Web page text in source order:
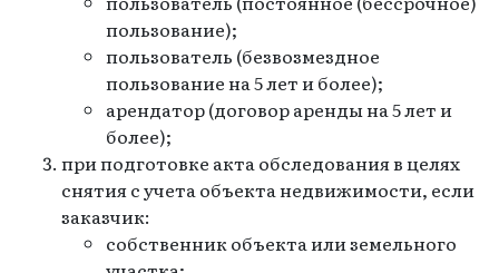
пользование);
пользователь (безвозмездное
пользование на 5 лет и более);
арендатор (договор аренды на 5 лет и
более);
при подготовке акта обследования в целях
снятия с учета объекта недвижимости, если
заказчик:
собственник объекта или земельного